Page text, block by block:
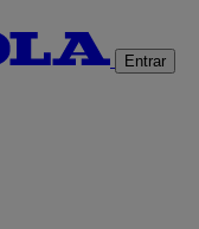
Entrar